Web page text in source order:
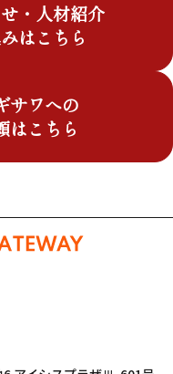
・人材紹介
はこちら
サワへの
はこちら